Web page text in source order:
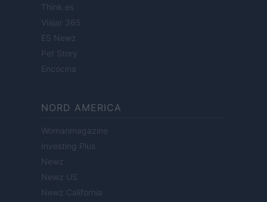
Think.es
Viajar 365
ES Newz
Pet Story
Encocina
NORD AMERICA
Womanmagazine
Investing Plus
Newz
Newz US
Newz California